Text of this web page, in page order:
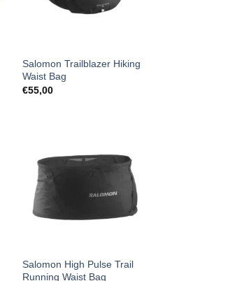
Salomon Trailblazer Hiking
Waist Bag
€55,00
Salomon High Pulse Trail
Running Waist Bag